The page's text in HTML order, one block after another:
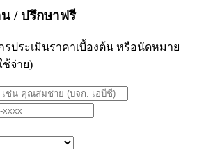
/ ปรึกษาฟรี
ประเมินราคาเบื้องต้น หรือนัดหมาย
ช้จ่าย)